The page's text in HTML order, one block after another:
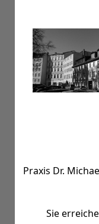
Praxis Dr.
Sie